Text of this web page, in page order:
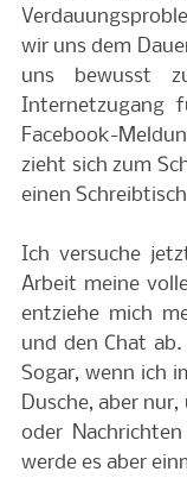
wir uns dem
uns bewusst
Internetzugang
Facebook-
zieht sich zum
einen
Ich versuche
Arbeit meine
entziehe mich
und den Chat
Sogar, wenn ich
Dusche, aber
oder
werde es aber